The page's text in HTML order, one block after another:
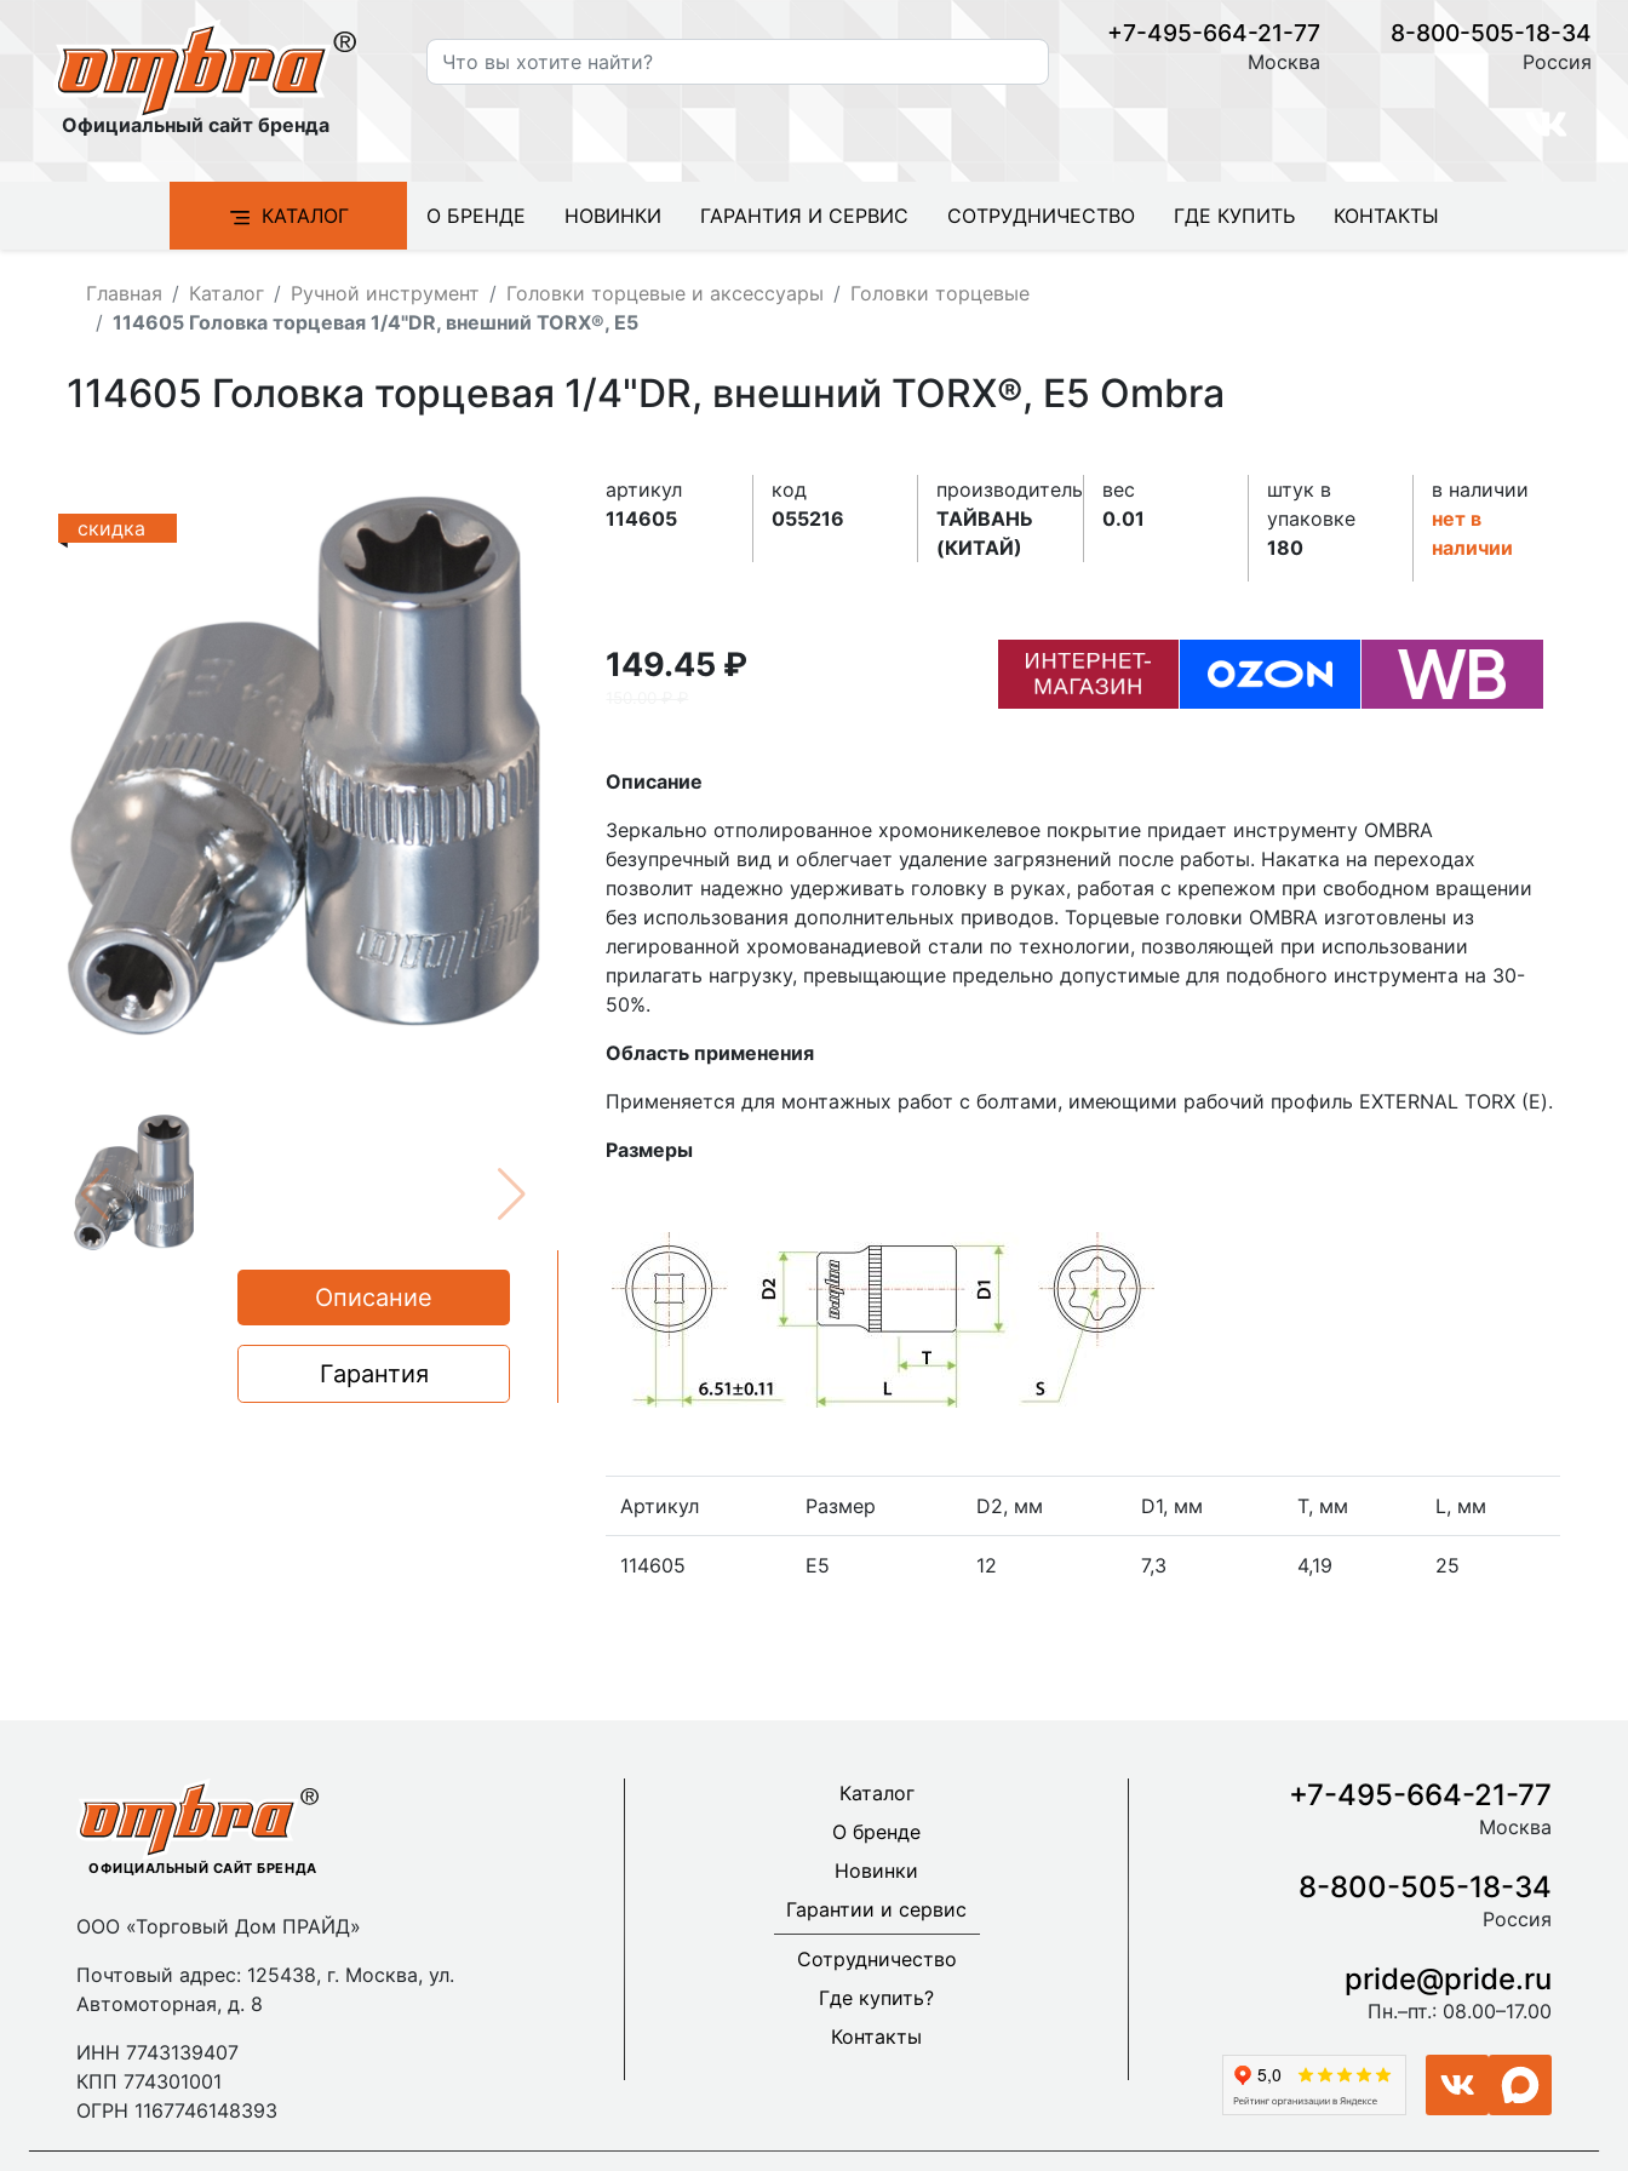
Официальный сайт бренда
+7-495-664-21-77
Москва
8-800-505-18-34
Россия
КАТАЛОГ О БРЕНДЕ НОВИНКИ ГАРАНТИЯ И СЕРВИС СОТРУДНИЧЕСТВО ГДЕ КУПИТЬ КОНТАКТЫ
Главная Каталог Ручной инструмент Головки торцевые и аксессуары
Головки торцевые
114605 Головка торцевая 1/4"DR, внешний TORX®, Е5
114605 Головка торцевая 1/4"DR, внешний TORX®, Е5 Ombra
скидка
Описание
Гарантия
артикул
114605
код
055216
производитель
ТАЙВАНЬ
(КИТАЙ)
вес
0.01
штук в
упаковке
180
в наличии
нет в
наличии
149.45 ₽
Описание
Зеркально отполированное хромоникелевое покрытие придает инструменту OMBRA
безупречный вид и облегчает удаление загрязнений после работы. Накатка на переходах
позволит надежно удерживать головку в руках, работая с крепежом при свободном вращении
без использования дополнительных приводов. Торцевые головки OMBRA изготовлены из
легированной хромованадиевой стали по технологии, позволяющей при использовании
прилагать нагрузку, превыщающие предельно допустимые для подобного инструмента на 30-
50%.
Область применения
Применяется для монтажных работ с болтами, имеющими рабочий профиль EXTERNAL TORX (Е).
Размеры
Артикул Размер D2, мм D1, мм Т, мм L, мм
114605 Е5 12 7,3 4,19 25
ОФИЦИАЛЬНЫЙ САЙТ БРЕНДА
ООО «Торговый Дом ПРАЙД»
Почтовый адрес: 125438, г. Москва, ул.
Автомоторная, д. 8
ИНН 7743139407
КПП 774301001
ОГРН 1167746148393
Каталог
О бренде
Новинки
Гарантии и сервис
Сотрудничество
Где купить?
Контакты
+7-495-664-21-77
Москва
8-800-505-18-34
Россия
pride@pride.ru
Пн.–пт.: 08.00–17.00